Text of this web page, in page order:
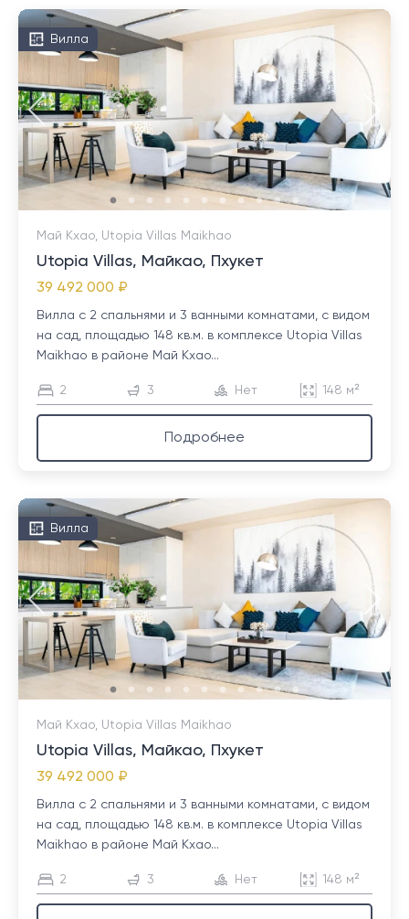
Вилла
Май Кхао, Utopia Villas Maikhao
Utopia Villas, Майкао, Пхукет
39 492 000 ₽
Вилла с 2 спальнями и 3 ванными комнатами, с видом
на сад, площадью 148 кв.м. в комплексе Utopia Villas
Maikhao в районе Май Кхао...
2 3 Нет 148 м²
Подробнее
Вилла
Май Кхао, Utopia Villas Maikhao
Utopia Villas, Майкао, Пхукет
39 492 000 ₽
Вилла с 2 спальнями и 3 ванными комнатами, с видом
на сад, площадью 148 кв.м. в комплексе Utopia Villas
Maikhao в районе Май Кхао...
2 3 Нет 148 м²